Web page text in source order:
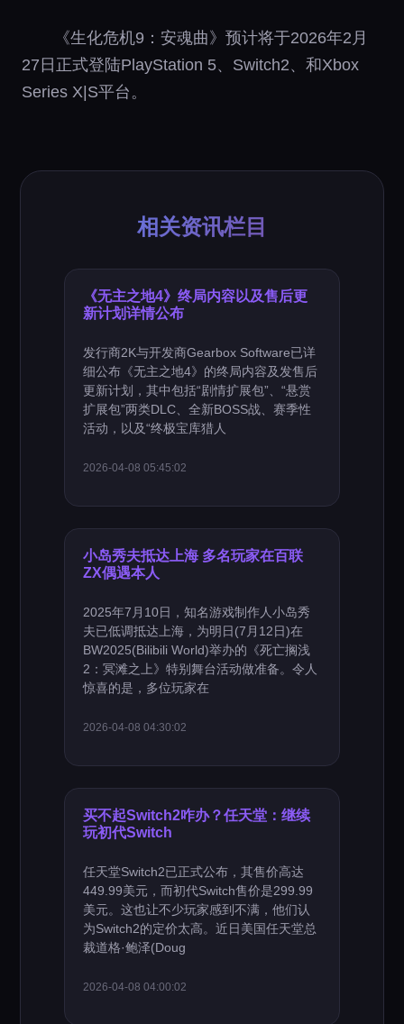
《生化危机9：安魂曲》预计将于2026年2月
27日正式登陆PlayStation 5、Switch2、和Xbox
Series X|S平台。
相关资讯栏目
《无主之地4》终局内容以及售后更
新计划详情公布
发行商2K与开发商Gearbox Software已详
细公布《无主之地4》的终局内容及发售后
更新计划，其中包括“剧情扩展包”、“悬赏
扩展包”两类DLC、全新BOSS战、赛季性
活动，以及“终极宝库猎人
2026-04-08 05:45:02
小岛秀夫抵达上海 多名玩家在百联
ZX偶遇本人
2025年7月10日，知名游戏制作人小岛秀
夫已低调抵达上海，为明日(7月12日)在
BW2025(Bilibili World)举办的《死亡搁浅
2：冥滩之上》特别舞台活动做准备。令人
惊喜的是，多位玩家在
2026-04-08 04:30:02
买不起Switch2咋办？任天堂：继续
玩初代Switch
任天堂Switch2已正式公布，其售价高达
449.99美元，而初代Switch售价是299.99
美元。这也让不少玩家感到不满，他们认
为Switch2的定价太高。近日美国任天堂总
裁道格·鲍泽(Doug
2026-04-08 04:00:02